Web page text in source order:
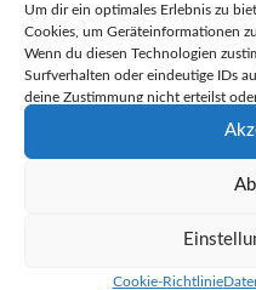
Um dir ein optimales Erlebnis zu
Cookies, um Geräteinformationen
Wenn du diesen Technologien
Surfverhalten oder eindeutige IDs
deine Zustimmung nicht erteilst
Merkmale und Funktionen
Cookie-Richtlinie
inkl. MwSt.
zzgl.Versandkosten
Lieferzeit:
2-3 Tagen in
Dieses Produkt weist mehrere Varianten auf. Die Optionen können auf der Produktseite gewählt werden